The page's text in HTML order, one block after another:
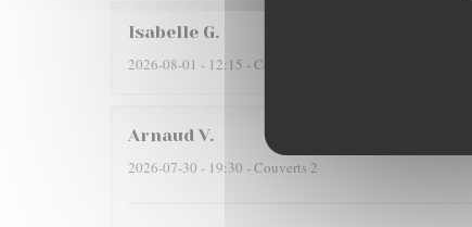
Isabelle G
2026-08-01 - 12:15 - Couverts 4
Arnaud V
2026-07-30 - 19:30 - Couverts 2